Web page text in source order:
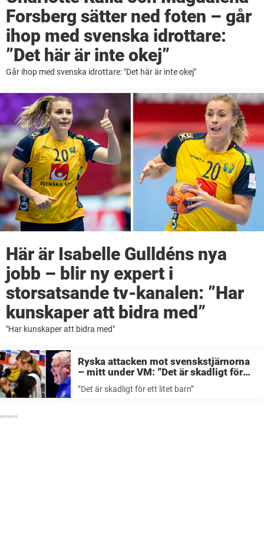
Forsberg sätter ned foten – går
ihop med svenska idrottare:
”Det här är inte okej”
Går ihop med svenska idrottare: "Det här är inte okej"
Här är Isabelle Gulldéns nya
jobb – blir ny expert i
storsatsande tv-kanalen: ”Har
kunskaper att bidra med”
"Har kunskaper att bidra med"
Ryska attacken mot svenskstjärnorna
– mitt under VM: ”Det är skadligt för
ett litet barn”
”Det är skadligt för ett litet barn”